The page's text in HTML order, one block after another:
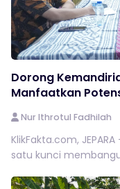
Dorong
Manfaatkan
Nur Ithrotul Fadhilah
KlikFakta.com,
satu kunci